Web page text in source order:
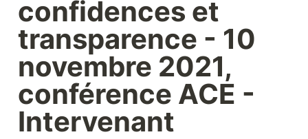
confidences et
transparence - 10
novembre 2021,
conférence ACE -
Intervenant